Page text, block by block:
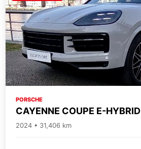
PORSCHE
CAYENNE COUPE E-HYBRID
2024 • 31,406 km